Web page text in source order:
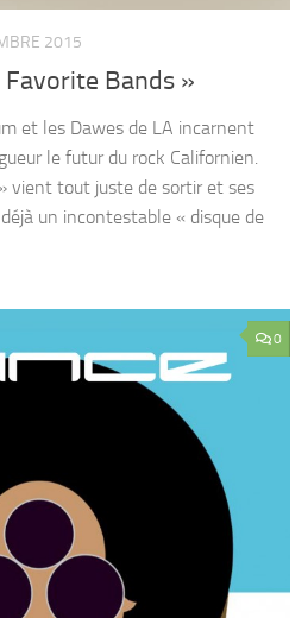
2015
Favorite Bands »
et les Dawes de LA incarnent
le futur du rock Californien.
vient tout juste de sortir et ses
un incontestable « disque de
0